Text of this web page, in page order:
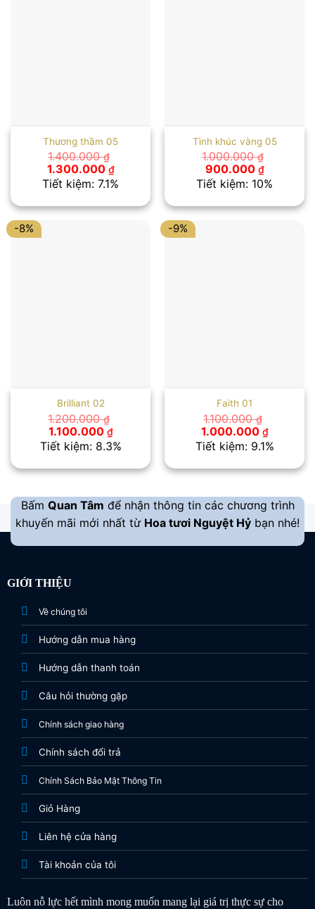
Thương thầm 05
1.400.000₫
Giá
gốc
là:
1.300.000 ₫Giá
hiện
tại
1.300.000 ₫.
Tiết kiệm: 7.1%
Tình khúc vàng 05
1.000.000₫
Giá
gốc
là:
900.000 ₫Giá
hiện
tại
900.000
Tiết kiệm: 10%
-8%
Brilliant 02
1.200.000₫
Giá
gốc
là:
1.100.000 ₫Giá
hiện
tại
1.100.000 ₫.
Tiết kiệm: 8.3%
-9%
Faith 01
1.100.000₫
Giá
gốc
là:
1.000.000 ₫Giá
hiện
tại
Tiết kiệm: 9.1%
Bấm Quan Tâm để nhận thông tin các chương trình
khuyến mãi mới nhất từ Hoa tươi Nguyệt Hỷ bạn nhé!
GIỚI THIỆU
Về chúng tôi
Hướng dẫn mua hàng
Hướng dẫn thanh toán
Câu hỏi thường gặp
Chính sách giao hàng
Chính sách đổi trả
Chính Sách Bảo Mật Thông Tin
Giỏ Hàng
Liên hệ cửa hàng
Tài khoản của tôi
Luôn nỗ lực hết mình mong muốn mang lại giá trị thực sự cho